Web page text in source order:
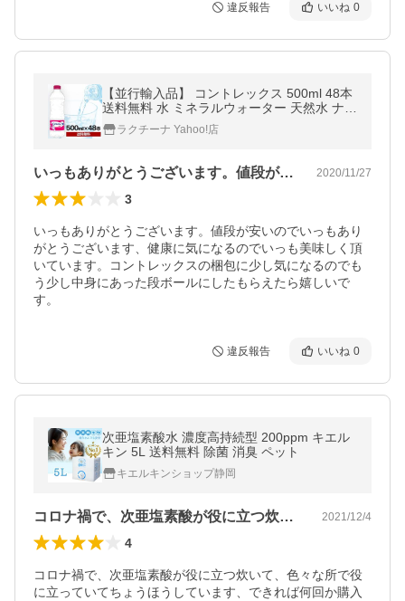
違反報告 いいね 0
【並行輸入品】 コントレックス 500ml 48本
送料無料 水 ミネラルウォーター 天然水 ナチ
ュラルウォーター contrex
ラクチーナ Yahoo!店
いっもありがとうございます。値段が安い… 2020/11/27
3
いっもありがとうございます。値段が安いのでいっもあり
がとうございます、健康に気になるのでいっも美味しく頂
いています。コントレックスの梱包に少し気になるのでも
う少し中身にあった段ボールにしたもらえたら嬉しいで
す。
違反報告 いいね 0
次亜塩素酸水 濃度高持続型 200ppm キエル
キン 5L 送料無料 除菌 消臭 ペット
キエルキンショップ静岡
コロナ禍で、次亜塩素酸が役に立つ炊いて… 2021/12/4
4
コロナ禍で、次亜塩素酸が役に立つ炊いて、色々な所で役
に立っていてちょうほうしています、できれば何回か購入